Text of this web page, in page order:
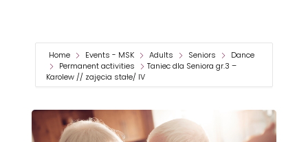
Home Events - MSK Adults Seniors
Dance
Permanent activities
Taniec dla Seniora gr.3 –
Karolew // zajęcia stałe/ IV